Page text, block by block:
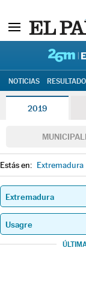
NOTICIAS
2019
Estás en: Extremadura